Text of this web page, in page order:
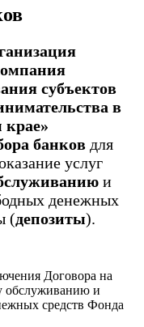
субъектов
в
крае»
банков для
услуг
и
денежных
(депозиты).
Договора на
обслуживанию и
средств Фонда